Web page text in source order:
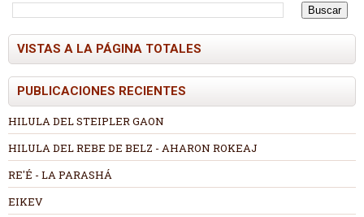
VISTAS A LA PÁGINA TOTALES
PUBLICACIONES RECIENTES
HILULA DEL STEIPLER GAON
HILULA DEL REBE DE BELZ - AHARON ROKEAJ
RE'É - LA PARASHÁ
EIKEV